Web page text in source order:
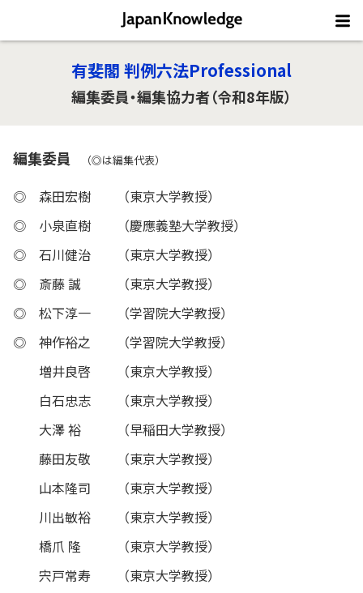
有斐閣 判例六法Professional
編集委員・編集協力者（令和8年版）
編集委員 （◎は編集代表）
◎ 森田宏樹
（東京大学教授）
◎
小泉直樹
（慶應義塾大学教授）
◎
石川健治
（東京大学教授）
◎
斎藤 誠
（東京大学教授）
◎
松下淳一
（学習院大学教授）
◎
神作裕之
（学習院大学教授）
増井良啓
（東京大学教授）
白石忠志
（東京大学教授）
大澤 裕
（早稲田大学教授）
藤田友敬
（東京大学教授）
山本隆司
（東京大学教授）
川出敏裕
（東京大学教授）
橋爪 隆
（東京大学教授）
宍戸常寿
（東京大学教授）